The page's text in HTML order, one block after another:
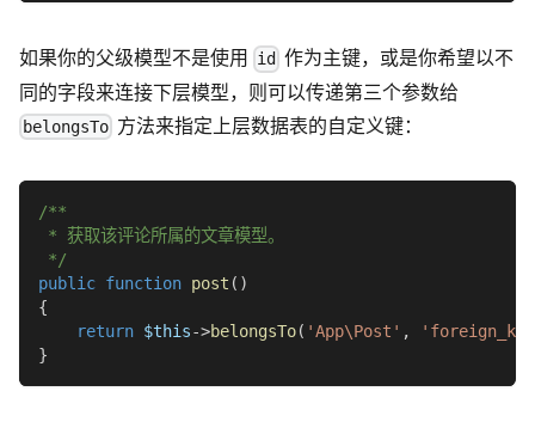
如果你的父级模型不是使用 id 作为主键，或是你希望以不
同的字段来连接下层模型，则可以传递第三个参数给
belongsTo 方法来指定上层数据表的自定义键：
/**
* 获取该评论所属的文章模型。
*/
public function post ( )
{
return $this->belongsTo( 'App\Post' ,
}